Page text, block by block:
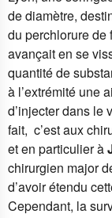
de diamètre,
du perchlorure de
avançait en se
quantité de
à l’extrémité une
d’injecter dans le
fait, c’est aux
et en particulier à
chirurgien major
d’avoir étendu
Cependant, la